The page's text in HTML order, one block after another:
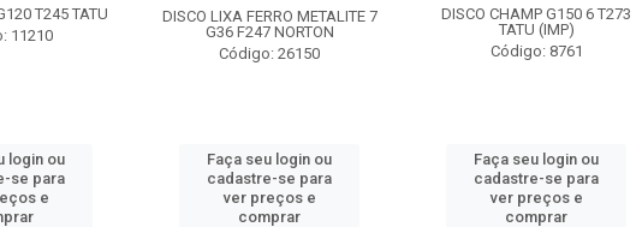
T245 TATU
11210
login ou
se para
e
DISCO LIXA FERRO METALITE 7
G36 F247 NORTON
Código: 26150
Faça seu login ou
cadastre-se para
ver preços e
comprar
DISCO CHAMP G150 6 T273
TATU (IMP)
Código: 8761
Faça seu login ou
cadastre-se para
ver preços e
comprar